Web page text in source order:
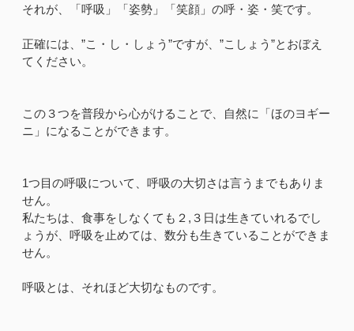
それが、「呼吸」「姿勢」「笑顔」の呼・姿・笑です。
正確には、”こ・し・しょう”ですが、”こしょう”とおぼえ
てください。
この３つを普段から心がけることで、自然に「ほのヨギー
ニ」になることができます。
1つ目の呼吸について、呼吸の大切さは言うまでもありま
せん。
私たちは、食事をしなくても２,３日は生きていれるでし
ょうが、呼吸を止めては、数分も生きていることができま
せん。
呼吸とは、それほど大切なものです。